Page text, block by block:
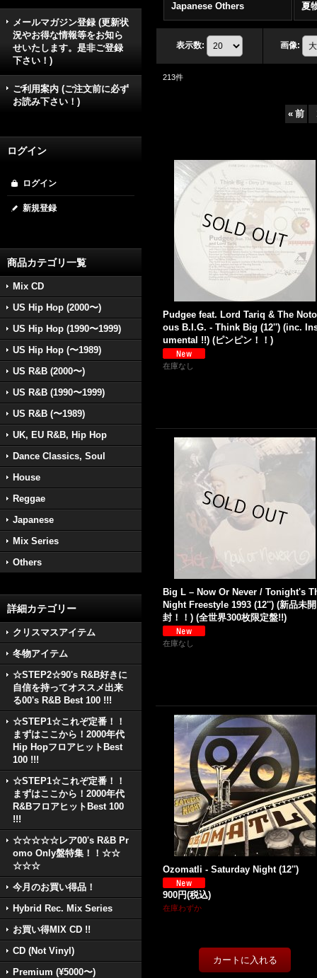
メールマガジン登録 (更新状
況やお得な情報等をお知ら
せいたします。是非ご登録
下さい！)
ご利用案内 (ご注文前に必ず
お読み下さい！)
ログイン
ログイン
新規登録
商品カテゴリ一覧
Mix CD
US Hip Hop (2000〜)
US Hip Hop (1990〜1999)
US Hip Hop (〜1989)
US R&B (2000〜)
US R&B (1990〜1999)
US R&B (〜1989)
UK, EU R&B, Hip Hop
Dance Classics, Soul
House
Reggae
Japanese
Mix Series
Others
詳細カテゴリー
クリスマスアイテム
冬物アイテム
☆STEP2☆90's R&B好きに
自信を持ってオススメ出来
る00's R&B Best 100 !!!
☆STEP1☆これぞ定番！！
まずはここから！2000年代
Hip HopフロアヒットBest
100 !!!
☆STEP1☆これぞ定番！！
まずはここから！2000年代
R&BフロアヒットBest 100
!!!
☆☆☆☆☆レア00's R&B Pr
omo Only盤特集！！☆☆
☆☆☆
今月のお買い得品！
Hybrid Rec. Mix Series
お買い得MIX CD !!
CD (Not Vinyl)
Premium (¥5000〜)
Japanese Others 夏
表示数: 画像:
213件
« 前
Pudgee feat. Lord Tariq & The
ous B.I.G. - Think Big (12'') (inc.
umental !!) (ピンピン！！)
在庫なし
Big L – Now Or Never / Tonight's
Night Freestyle 1993 (12'') (新品未開
封！！) (全世界300枚限定盤!!)
在庫なし
Ozomatli - Saturday Night (12'')
900円(税込)
在庫わずか